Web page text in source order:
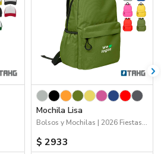
Mochila Lisa
Bolsos y Mochilas | 2026 Fiestas Patrias
$ 2933